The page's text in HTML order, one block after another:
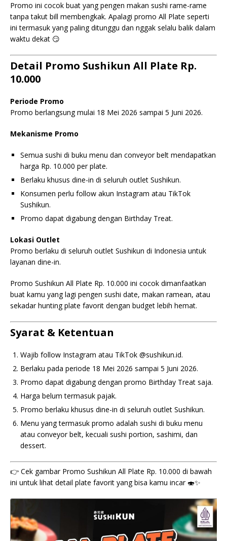
Promo ini cocok buat yang pengen makan sushi rame-rame
tanpa takut bill membengkak. Apalagi promo All Plate seperti
ini termasuk yang paling ditunggu dan nggak selalu balik dalam
waktu dekat 😏
Detail Promo Sushikun All Plate Rp.
10.000
Periode Promo
Promo berlangsung mulai 18 Mei 2026 sampai 5 Juni 2026.
Mekanisme Promo
Semua sushi di buku menu dan conveyor belt mendapatkan
harga Rp. 10.000 per plate.
Berlaku khusus dine-in di seluruh outlet Sushikun.
Konsumen perlu follow akun Instagram atau TikTok
Sushikun.
Promo dapat digabung dengan Birthday Treat.
Lokasi Outlet
Promo berlaku di seluruh outlet Sushikun di Indonesia untuk
layanan dine-in.
Promo Sushikun All Plate Rp. 10.000 ini cocok dimanfaatkan
buat kamu yang lagi pengen sushi date, makan ramean, atau
sekadar hunting plate favorit dengan budget lebih hemat.
Syarat & Ketentuan
Wajib follow Instagram atau TikTok @sushikun.id.
Berlaku pada periode 18 Mei 2026 sampai 5 Juni 2026.
Promo dapat digabung dengan promo Birthday Treat saja.
Harga belum termasuk pajak.
Promo berlaku khusus dine-in di seluruh outlet Sushikun.
Menu yang termasuk promo adalah sushi di buku menu
atau conveyor belt, kecuali sushi portion, sashimi, dan
dessert.
👉 Cek gambar Promo Sushikun All Plate Rp. 10.000 di bawah
ini untuk lihat detail plate favorit yang bisa kamu incar 🍣✨